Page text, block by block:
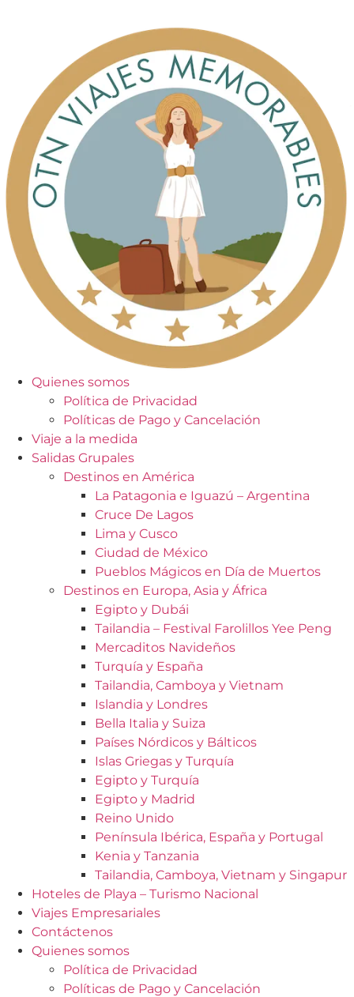
Quienes somos
Política de Privacidad
Políticas de Pago y Cancelación
Viaje a la medida
Salidas Grupales
Destinos en América
La Patagonia e Iguazú – Argentina
Cruce De Lagos
Lima y Cusco
Ciudad de México
Pueblos Mágicos en Día de Muertos
Destinos en Europa, Asia y África
Egipto y Dubái
Tailandia – Festival Farolillos Yee Peng
Mercaditos Navideños
Turquía y España
Tailandia, Camboya y Vietnam
Islandia y Londres
Bella Italia y Suiza
Países Nórdicos y Bálticos
Islas Griegas y Turquía
Egipto y Turquía
Egipto y Madrid
Reino Unido
Península Ibérica, España y Portugal
Kenia y Tanzania
Tailandia, Camboya, Vietnam y Singapur
Hoteles de Playa – Turismo Nacional
Viajes Empresariales
Contáctenos
Quienes somos
Política de Privacidad
Políticas de Pago y Cancelación